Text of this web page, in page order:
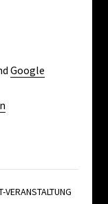
Google
VERANSTALTUNG